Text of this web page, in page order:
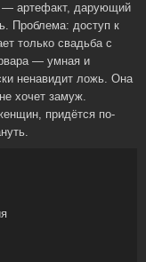
— артефакт, дарующий
Проблема: доступ к
только свадьба с
— умная и
ненавидит ложь. Она
хочет замуж.
придётся по-